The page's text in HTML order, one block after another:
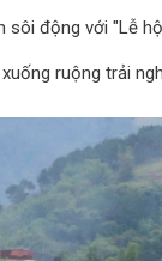
sôi động với "Lễ
ruộng trải